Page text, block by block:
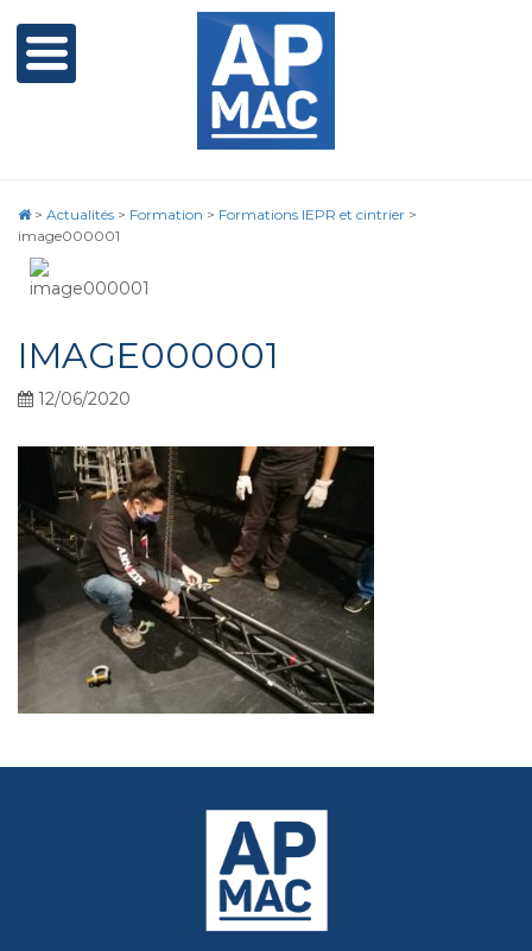
> Actualités > Formation > Formations IEPR et cintrier >
image000001
IMAGE000001
12/06/2020